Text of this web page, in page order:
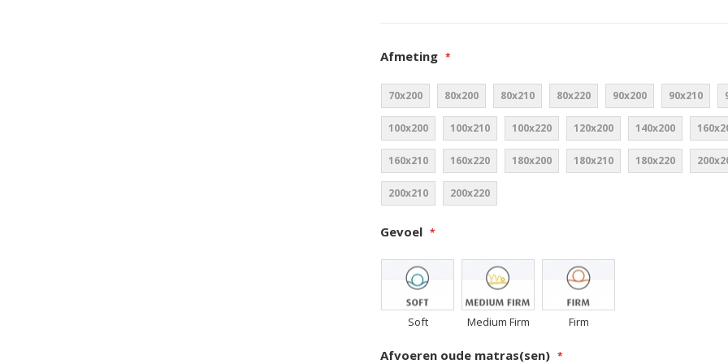
Afmeting
70x200 80x200 80x210 80x220 90x200 90x210
100x200 100x210 100x220 120x200 140x200
160x210 160x220 180x200 180x210 180x220
200x210 200x220
Gevoel
Soft Medium Firm Firm
Afvoeren oude matras(sen)